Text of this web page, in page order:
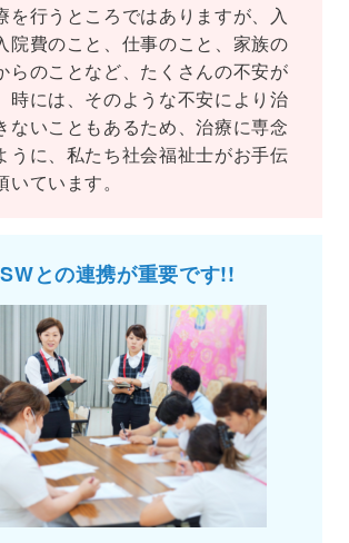
を行うところではありますが、入
院費のこと、仕事のこと、家族の
らのことなど、たくさんの不安が
時には、そのような不安により治
ないこともあるため、治療に専念
うに、私たち社会福祉士がお手伝
ています。
との連携が重要です!!